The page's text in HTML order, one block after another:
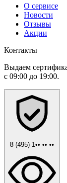
О сервисе
Новости
Отзывы
Акции
Контакты
Выдаем
с 09:00 до 19:00.
8 (495) 1•• •• ••